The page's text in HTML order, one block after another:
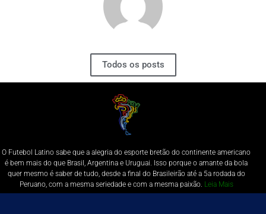
Todos os posts
O Futebol Latino sabe que a alegria do esporte bretão do continente americano
é bem mais do que Brasil, Argentina e Uruguai. Isso porque o amante da bola
quer mesmo é saber de tudo, desde a final do Brasileirão até a 5a rodada do
Peruano, com a mesma seriedade e com a mesma paixão. Leia Mais